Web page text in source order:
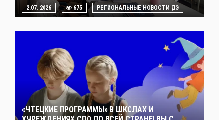
2.07. 2026 675 РЕГИОНАЛЬНЫЕ НОВОСТИ ДЭ
«ЧТЕЦКИЕ ПРОГРАММЫ» В ШКОЛАХ И